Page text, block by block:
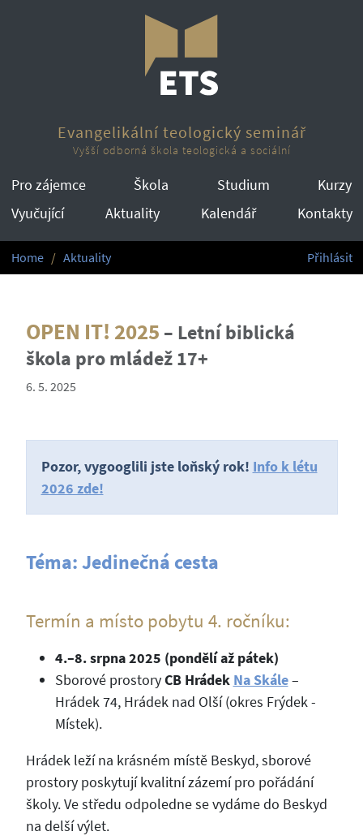
Evangelikální teologický seminář
Vyšší odborná škola teologická a sociální
Pro zájemce Škola Studium
Kurzy
Vyučující
Aktuality Kalendář Kontakty
Home Aktuality Přihlásit
OPEN IT! 2025 – Letní biblická
škola pro mládež 17+
6. 5. 2025
Pozor, vygooglili jste loňský rok! Info k létu
2026 zde!
Téma: Jedinečná cesta
Termín a místo pobytu 4. ročníku:
4.–8. srpna 2025 (pondělí až pátek)
Sborové prostoryCB Hrádek Na Skále–
Hrádek 74, Hrádek nad Olší (okres Frýdek -
Místek).
Hrádek leží na krásném místě Beskyd, sborové
prostory poskytují kvalitní zázemí pro pořádání
školy. Ve středu odpoledne se vydáme do Beskyd
na delší výlet.